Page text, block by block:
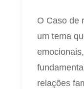
O Caso de
um tema
relações